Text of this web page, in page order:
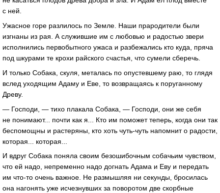
с ней.
Ужасное горе разлилось по Земле. Наши прародители были
изгнаны из рая. А служившие им с любовью и радостью звери
исполнились первобытного ужаса и разбежались кто куда, пряча
под шкурами те крохи райского счастья, что сумели сберечь.
И только Собака, скуля, металась по опустевшему раю, то глядя
вслед уходящим Адаму и Еве, то возвращаясь к поруганному
Древу.
— Господи, — тихо плакала Собака, — Господи, они же себя
не понимают... почти как я... Кто им поможет теперь, когда они так
беспомощны и растеряны, кто хоть чуть-чуть напомнит о радости,
которая... которая...
И вдруг Собака поняла своим безошибочным собачьим чувством,
что ей надо, непременно надо догнать Адама и Еву и передать
им что-то очень важное. Не размышляя ни секунды, бросилась
она нагонять уже исчезнувших за поворотом две скорбные